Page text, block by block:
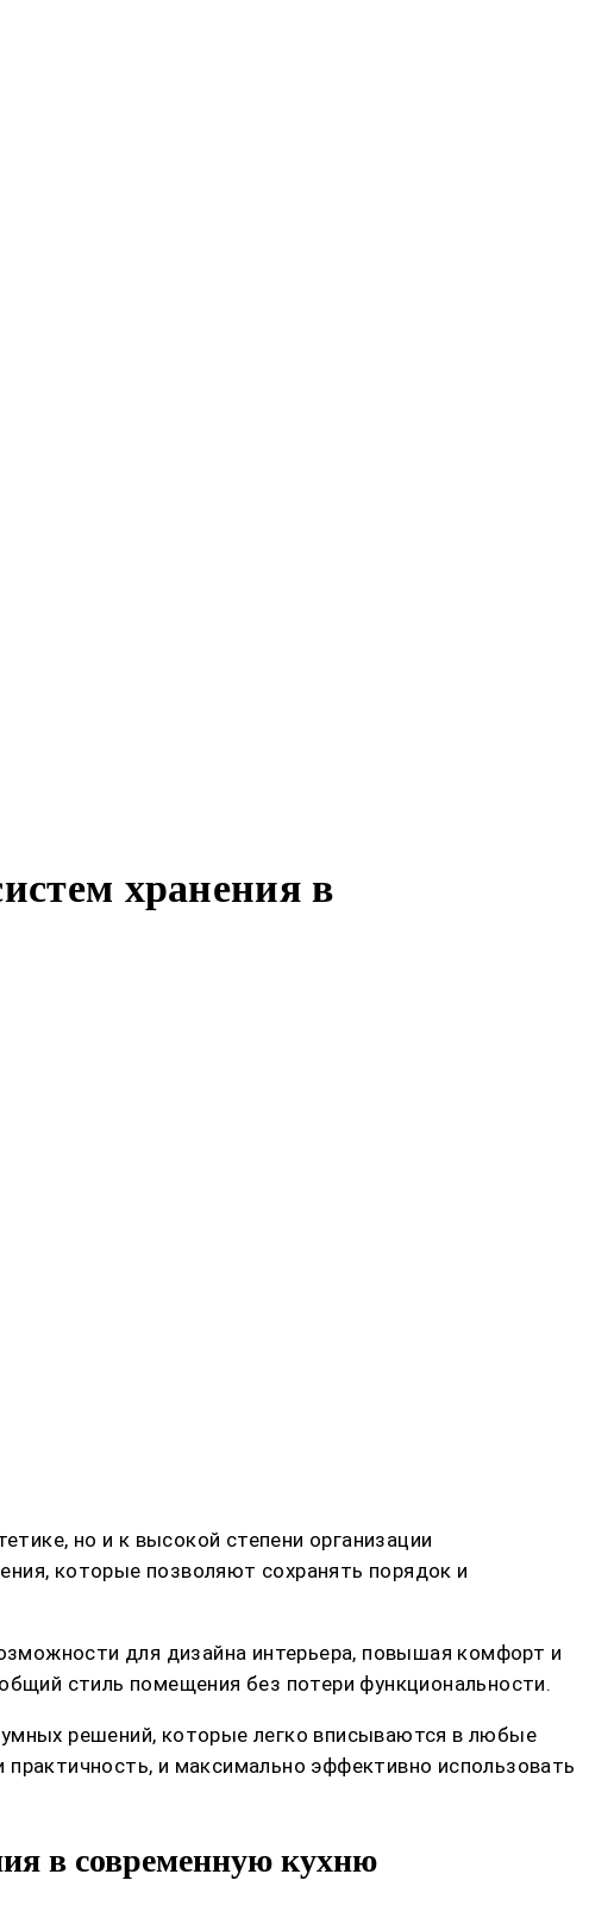
хранения в
но и к высокой степени организации
которые позволяют сохранять порядок и
для дизайна интерьера, повышая комфорт и
стиль помещения без потери функциональности.
решений, которые легко вписываются в любые
и максимально эффективно использовать
в современную кухню